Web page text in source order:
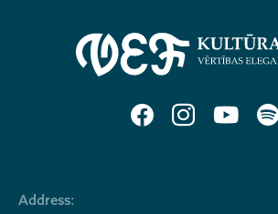
Address: